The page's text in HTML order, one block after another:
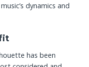
dynamics and
has been